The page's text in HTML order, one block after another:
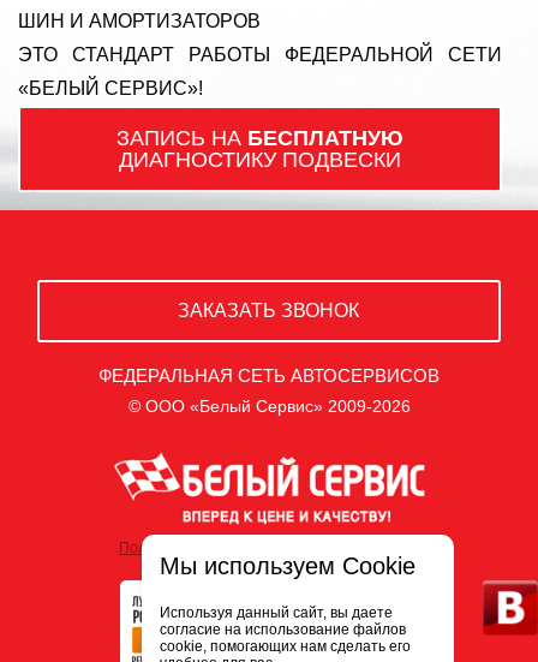
ШИН И АМОРТИЗАТОРОВ
ЭТО СТАНДАРТ РАБОТЫ ФЕДЕРАЛЬНОЙ СЕТИ
«БЕЛЫЙ СЕРВИС»!
ЗАПИСЬ НА БЕСПЛАТНУЮ
ДИАГНОСТИКУ ПОДВЕСКИ
ЗАКАЗАТЬ ЗВОНОК
ФЕДЕРАЛЬНАЯ СЕТЬ АВТОСЕРВИСОВ
© ООО «Белый Сервис» 2009-2026
Политика обработки персональных данных
Мы используем Cookie
Используя данный сайт, вы даете
согласие на использование файлов
cookie, помогающих нам сделать его